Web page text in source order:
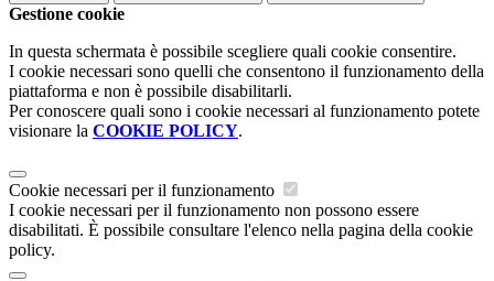
Gestione cookie
In questa schermata è possibile scegliere quali cookie consentire.
I cookie necessari sono quelli che consentono il funzionamento della
piattaforma e non è possibile disabilitarli.
Per conoscere quali sono i cookie necessari al funzionamento potete
visionare la COOKIE POLICY.
Cookie necessari per il funzionamento
I cookie necessari per il funzionamento non possono essere
disabilitati. È possibile consultare l'elenco nella pagina della cookie
policy.